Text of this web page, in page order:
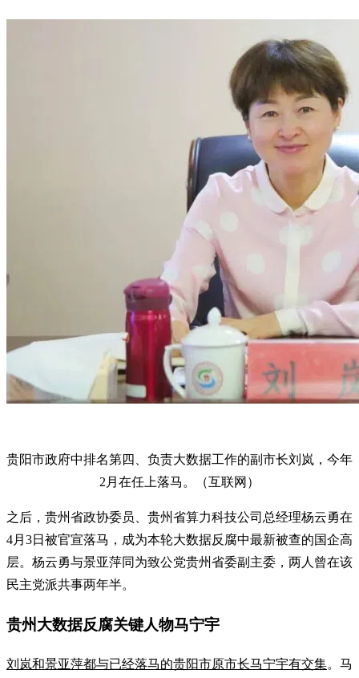
贵阳市政府中排名第四、负责大数据工作的副市长刘岚，今年
2月在任上落马。（互联网）
之后，贵州省政协委员、贵州省算力科技公司总经理杨云勇在
4月3日被官宣落马，成为本轮大数据反腐中最新被查的国企高
层。杨云勇与景亚萍同为致公党贵州省委副主委，两人曾在该
民主党派共事两年半。
贵州大数据反腐关键人物马宁宇
刘岚和景亚萍都与已经落马的贵阳市原市长马宁宇有交集。马